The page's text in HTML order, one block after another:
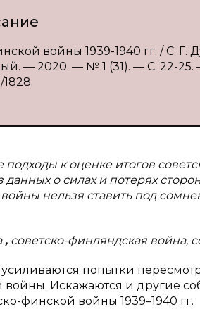
войны 1939-1940 гг. / С.
— 2020. — № 1 (31). — С. 22-25.
к оценке итогов
о силах и потерях
нельзя ставить под
, советско-финляндская война,
попытки
Искажаются и другие
финской войны 1939–1940 гг.